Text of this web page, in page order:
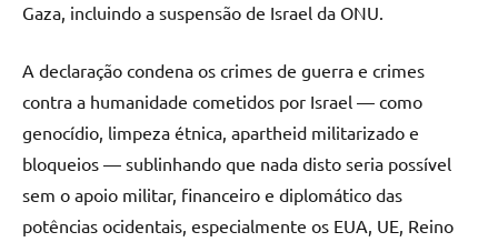
Gaza, incluindo a suspensão de Israel da ONU.
A declaração condena os crimes de guerra e crimes
contra a humanidade cometidos por Israel — como
genocídio, limpeza étnica, apartheid militarizado e
bloqueios — sublinhando que nada disto seria possível
sem o apoio militar, financeiro e diplomático das
potências ocidentais, especialmente os EUA, UE, Reino